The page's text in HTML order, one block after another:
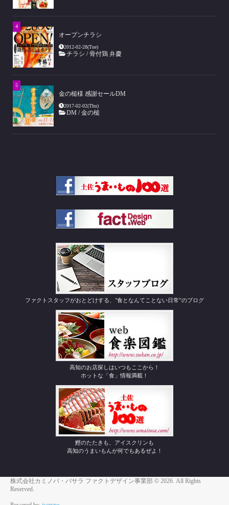
オープンチラシ
2012-02-28(Tue)
チラシ /骨付鶏 弁慶
金の槌様 感謝セールDM
2017-02-02(Thu)
DM /金の槌
ファクトスタッフがおとどけする、"食となんてことない日常”のブログ
高知のお店探しはいつもここから！
ホットな「食」情報満載！
鰹のたたきも、アイスクリンも
高知のうまいもんが何でもあるぜよ！
株式会社カミノバ・バサラ ファクトデザイン事業部 © 2026. All Rights
Reserved.